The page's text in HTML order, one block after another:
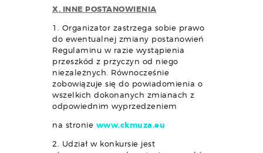
X. INNE POSTANOWIENIA
1. Organizator zastrzega sobie prawo
do ewentualnej zmiany postanowień
Regulaminu w razie wystąpienia
przeszkód z przyczyn od niego
niezależnych. Równocześnie
zobowiązuje się do powiadomienia o
wszelkich dokonanych zmianach z
odpowiednim wyprzedzeniem
na stronie www.ckmuza.eu
2. Udział w konkursie jest